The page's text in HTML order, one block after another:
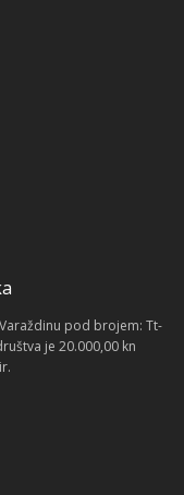
pod brojem: Tt-
je 20.000,00 kn